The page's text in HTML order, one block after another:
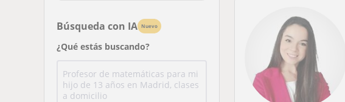
Búsqueda con IA Nuevo
¿Qué estás buscando?